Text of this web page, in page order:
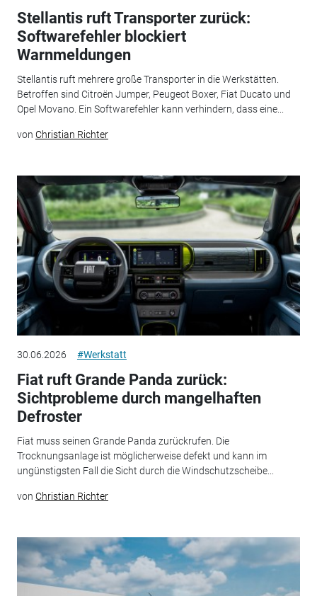
Stellantis ruft Transporter zurück:
Softwarefehler blockiert
Warnmeldungen
Stellantis ruft mehrere große Transporter in die Werkstätten.
Betroffen sind Citroën Jumper, Peugeot Boxer, Fiat Ducato und
Opel Movano. Ein Softwarefehler kann verhindern, dass eine...
von Christian Richter
30.06.2026 #Werkstatt
Fiat ruft Grande Panda zurück:
Sichtprobleme durch mangelhaften
Defroster
Fiat muss seinen Grande Panda zurückrufen. Die
Trocknungsanlage ist möglicherweise defekt und kann im
ungünstigsten Fall die Sicht durch die Windschutzscheibe...
von Christian Richter